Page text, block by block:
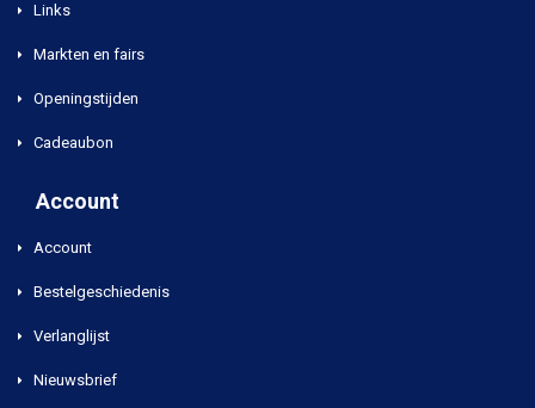
Links
Markten en fairs
Openingstijden
Cadeaubon
Account
Account
Bestelgeschiedenis
Verlanglijst
Nieuwsbrief